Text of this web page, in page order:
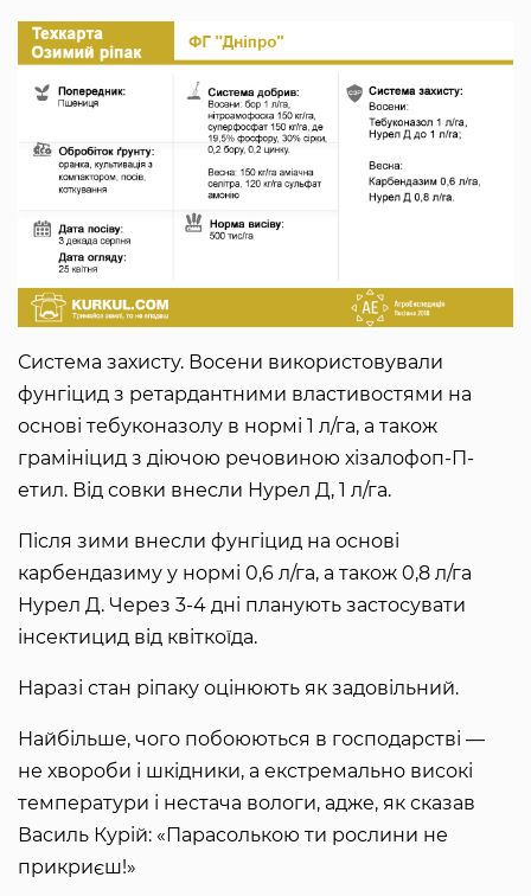
Система захисту. Восени використовували
фунгіцид з ретардантними властивостями на
основі тебуконазолу в нормі 1 л/га, а також
грамініцид з діючою речовиною хізалофоп-П-
етил. Від совки внесли Нурел Д, 1 л/га.
Після зими внесли фунгіцид на основі
карбендазиму у нормі 0,6 л/га, а також 0,8 л/га
Нурел Д. Через 3-4 дні планують застосувати
інсектицид від квіткоїда.
Наразі стан ріпаку оцінюють як задовільний.
Найбільше, чого побоюються в господарстві —
не хвороби і шкідники, а екстремально високі
температури і нестача вологи, адже, як сказав
Василь Курій: «Парасолькою ти рослини не
прикриєш!»